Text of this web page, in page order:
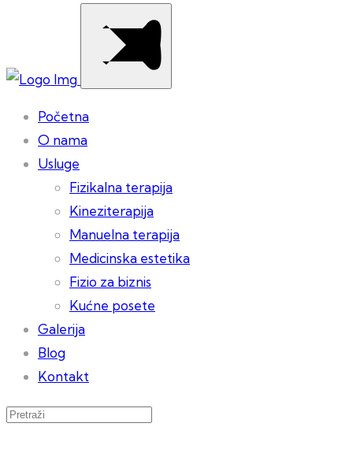
Početna
O nama
Usluge
Fizikalna terapija
Kineziterapija
Manuelna terapija
Medicinska estetika
Fizio za biznis
Kućne posete
Galerija
Blog
Kontakt